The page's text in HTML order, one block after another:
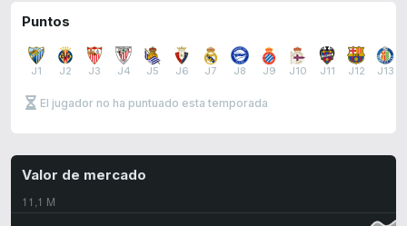
Puntos
J1 J2 J3 J4 J5 J6 J7 J8 J9 J10 J11 J12 J13
El jugador no ha puntuado esta temporada
Valor de mercado